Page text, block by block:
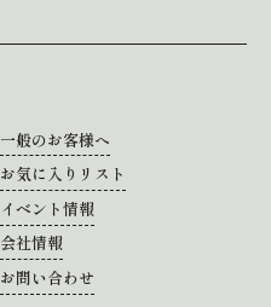
一般のお客様へ
お気に入りリスト
イベント情報
会社情報
お問い合わせ